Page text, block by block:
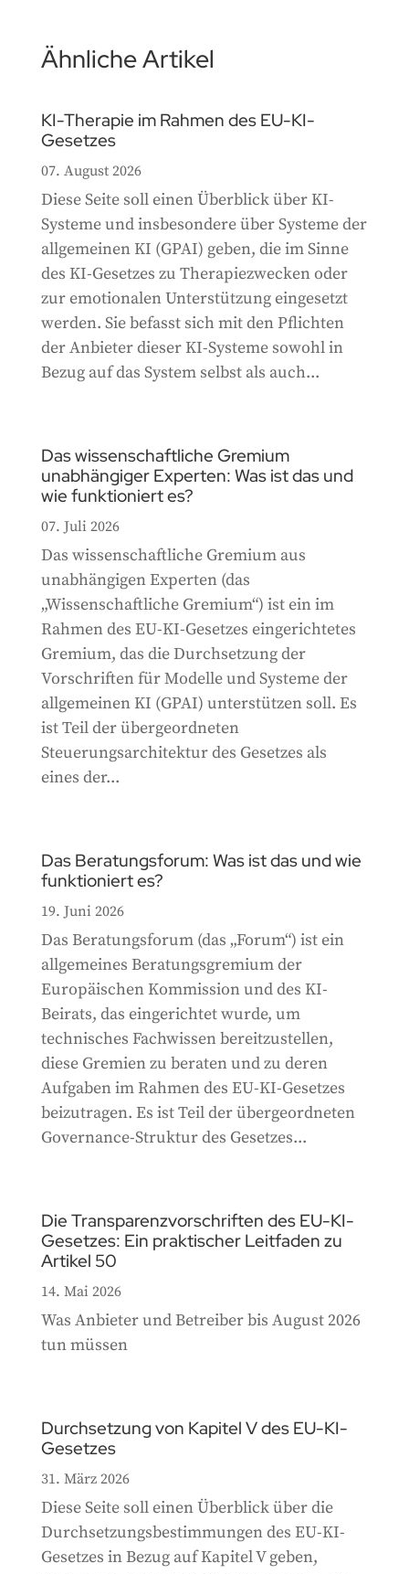
Ähnliche Artikel
KI-Therapie im Rahmen des EU-KI-
Gesetzes
07. August 2026
Diese Seite soll einen Überblick über KI-
Systeme und insbesondere über Systeme der
allgemeinen KI (GPAI) geben, die im Sinne
des KI-Gesetzes zu Therapiezwecken oder
zur emotionalen Unterstützung eingesetzt
werden. Sie befasst sich mit den Pflichten
der Anbieter dieser KI-Systeme sowohl in
Bezug auf das System selbst als auch...
Das wissenschaftliche Gremium
unabhängiger Experten: Was ist das und
wie funktioniert es?
07. Juli 2026
Das wissenschaftliche Gremium aus
unabhängigen Experten (das
„Wissenschaftliche Gremium“) ist ein im
Rahmen des EU-KI-Gesetzes eingerichtetes
Gremium, das die Durchsetzung der
Vorschriften für Modelle und Systeme der
allgemeinen KI (GPAI) unterstützen soll. Es
ist Teil der übergeordneten
Steuerungsarchitektur des Gesetzes als
eines der...
Das Beratungsforum: Was ist das und wie
funktioniert es?
19. Juni 2026
Das Beratungsforum (das „Forum“) ist ein
allgemeines Beratungsgremium der
Europäischen Kommission und des KI-
Beirats, das eingerichtet wurde, um
technisches Fachwissen bereitzustellen,
diese Gremien zu beraten und zu deren
Aufgaben im Rahmen des EU-KI-Gesetzes
beizutragen. Es ist Teil der übergeordneten
Governance-Struktur des Gesetzes...
Die Transparenzvorschriften des EU-KI-
Gesetzes: Ein praktischer Leitfaden zu
Artikel 50
14. Mai 2026
Was Anbieter und Betreiber bis August 2026
tun müssen
Durchsetzung von Kapitel V des EU-KI-
Gesetzes
31. März 2026
Diese Seite soll einen Überblick über die
Durchsetzungsbestimmungen des EU-KI-
Gesetzes in Bezug auf Kapitel V geben,